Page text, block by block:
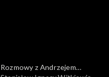
Rozmowy z Andrzejem